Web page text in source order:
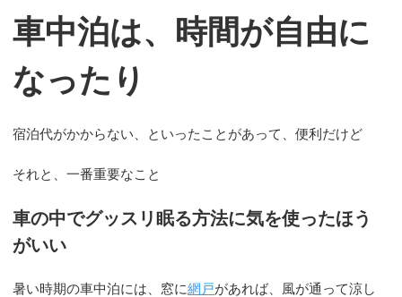
車中泊は、時間が自由に
なったり
宿泊代がかからない、といったことがあって、便利だけど
それと、一番重要なこと
車の中でグッスリ眠る方法に気を使ったほう
がいい
暑い時期の車中泊には、窓に網戸があれば、風が通って涼し